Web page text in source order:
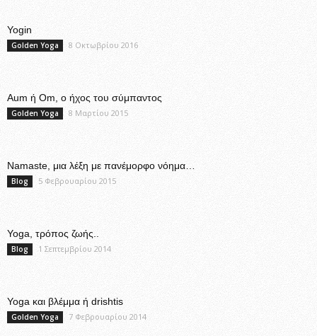
Yogin
Golden Yoga 8 Οκτωβρίου 2016
Aum ή Om, ο ήχος του σύμπαντος
Golden Yoga 8 Μαρτίου 2015
Namaste, μια λέξη με πανέμορφο νόημα…
Blog 5 Φεβρουαρίου 2015
Yoga, τρόπος ζωής..
Blog 1 Σεπτεμβρίου 2014
Yoga και βλέμμα ή drishtis
Golden Yoga 7 Φεβρουαρίου 2014